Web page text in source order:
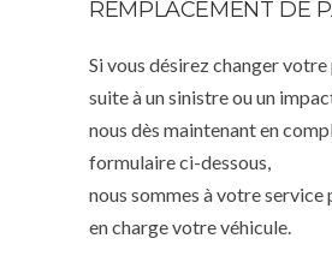
REMPLACEMENT DE
Si vous désirez changer
suite à un sinistre ou un
nous dès maintenant en
formulaire ci-dessous,
nous sommes à votre service
en charge votre véhicule.